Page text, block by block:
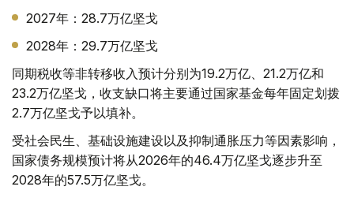
2027年：28.7万亿坚戈
2028年：29.7万亿坚戈
同期税收等非转移收入预计分别为19.2万亿、21.2万亿和
23.2万亿坚戈，收支缺口将主要通过国家基金每年固定划拨
2.7万亿坚戈予以填补。
受社会民生、基础设施建设以及抑制通胀压力等因素影响，
国家债务规模预计将从2026年的46.4万亿坚戈逐步升至
2028年的57.5万亿坚戈。